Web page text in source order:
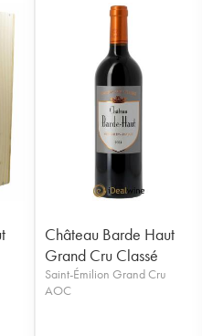
Château Barde Haut
Grand Cru Classé
Saint-Émilion Grand Cru
AOC